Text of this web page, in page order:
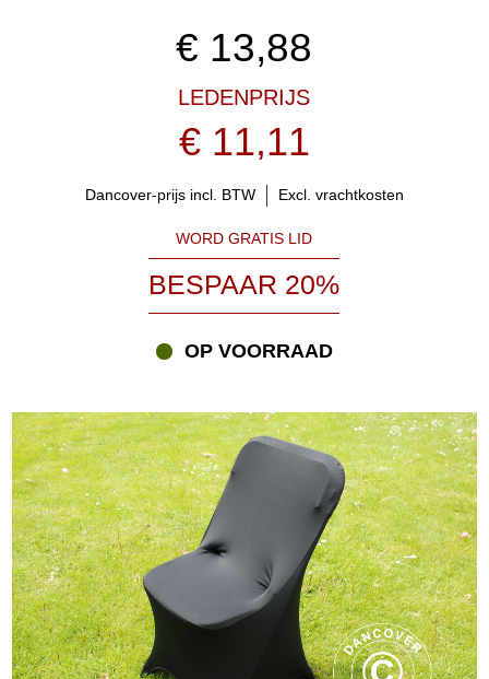
€ 13,88
LEDENPRIJS
€ 11,11
Dancover-prijs incl. BTW Excl. vrachtkosten
WORD GRATIS LID
BESPAAR 20%
OP VOORRAAD